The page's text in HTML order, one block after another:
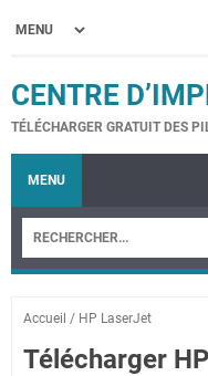
CENTRE
TÉLÉCHARGER GRATUIT DES
MENU
Accueil / HP LaserJet
Télécharger